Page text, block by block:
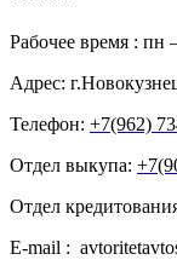
Рабочее время : пн
Адрес:
Телефон: +7(962)
Отдел выкупа:
Отдел
E-mail :